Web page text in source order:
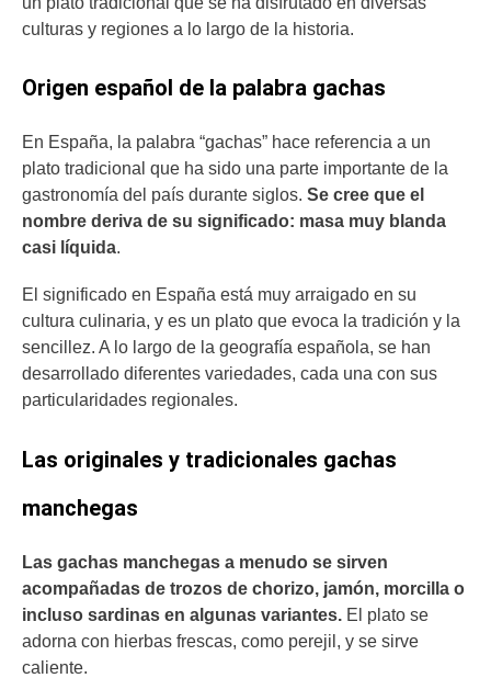
culturas y regiones a lo largo de la historia.
Origen español de la palabra gachas
En España, la palabra “gachas” hace referencia a un
plato tradicional que ha sido una parte importante de la
gastronomía del país durante siglos. Se cree que el
nombre deriva de su significado: masa muy blanda
casi líquida.
El significado en España está muy arraigado en su
cultura culinaria, y es un plato que evoca la tradición y la
sencillez. A lo largo de la geografía española, se han
desarrollado diferentes variedades, cada una con sus
particularidades regionales.
Las originales y tradicionales gachas
manchegas
Las gachas manchegas a menudo se sirven
acompañadas de trozos de chorizo, jamón, morcilla o
incluso sardinas en algunas variantes. El plato se
adorna con hierbas frescas, como perejil, y se sirve
caliente.